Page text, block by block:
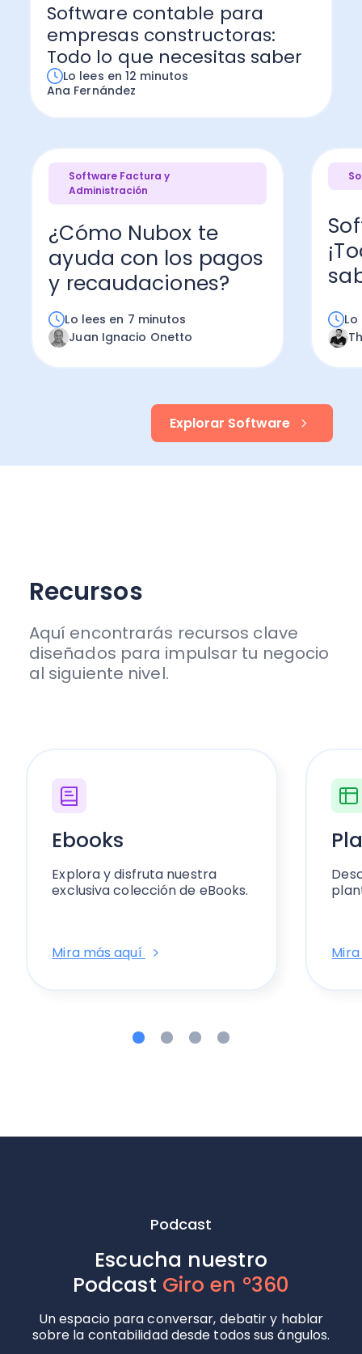
Software contable para
empresas constructoras:
Todo lo que necesitas saber
Lo lees en 12 minutos
Ana Fernández
Software Factura y
Administración
¿Cómo Nubox te
ayuda con los pagos
y recaudaciones?
Lo lees en 7 minutos
Juan Ignacio Onetto
Explorar Software
Recursos
Aquí encontrarás recursos clave
diseñados para impulsar tu negocio
al siguiente nivel.
Ebooks
Explora y disfruta nuestra
exclusiva colección de eBooks.
Mira más aquí
Podcast
Escucha nuestro
Podcast Giro en °360
Un espacio para conversar, debatir y hablar
sobre la contabilidad desde todos sus ángulos.